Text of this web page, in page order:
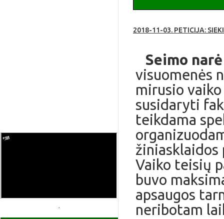
2018-11-03. PETICIJA:
Seimo
visuomenės
mirusio
susidaryti
teikdama
žiniasklaidos
Vaiko teisių
buvo
apsaugos
neribotam